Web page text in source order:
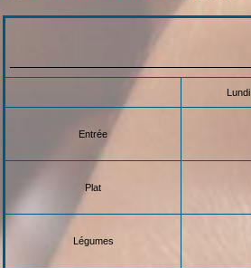
Lundi
Entrée
Plat
Légumes